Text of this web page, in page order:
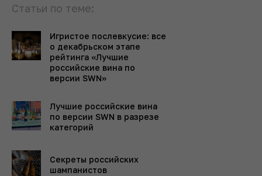
Статьи по теме:
Игристое послевкусие: все
о декабрьском этапе
рейтинга «Лучшие
российские вина по
версии SWN»
Лучшие российские вина
по версии SWN в разрезе
категорий
Секреты российских
шампанистов